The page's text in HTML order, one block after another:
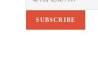
SUBSCRIBE